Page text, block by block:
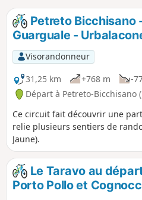
Petreto Bicchisano
Guarguale -
Visorandonneur
31,25 km
+768 m -
Départ à Petreto-Bicchisano
Ce circuit fait découvrir une
relie plusieurs sentiers de
Jaune).
Le Taravo au
Porto Pollo et